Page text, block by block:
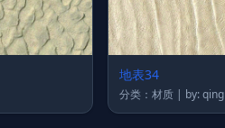
地表34
分类：材质 | by: qing